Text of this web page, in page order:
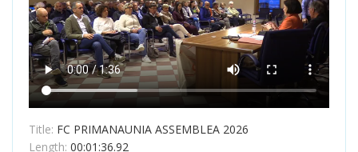
Title: FC PRIMANAUNIA ASSEMBLEA 2026
Length: 00:01:36.92